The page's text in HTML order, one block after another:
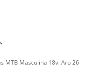
MTB Masculina 18v. Aro 26